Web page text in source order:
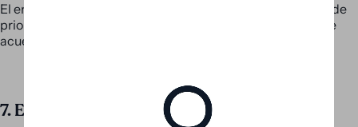
El envío de información no otorga exclusividad, derechos de
prioridad ni ningún derecho a compensación, salvo que se
acuerde expresamente por escrito.
7. Exactitud de la información